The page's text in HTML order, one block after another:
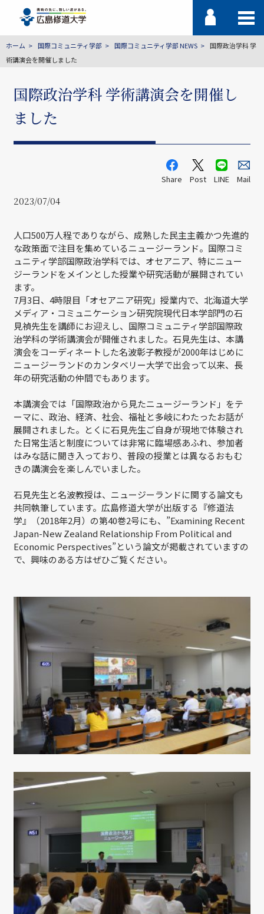
ホーム 国際コミュニティ学部 国際コミュニティ学部 NEWS
国際政治学科 学
術講演会を開催しました
国際政治学科 学術講演会を開催し
ました
Share Post LINE Mail
2023/07/04
人口500万人程でありながら、成熟した民主主義かつ先進的
な政策面で注目を集めているニュージーランド。国際コミ
ュニティ学部国際政治学科では、オセアニア、特にニュー
ジーランドをメインとした授業や研究活動が展開されてい
ます。
7月3日、4時限目「オセアニア研究」授業内で、北海道大学
メディア・コミュニケーション研究院現代日本学部門の石
見禎先生を講師にお迎えし、国際コミュニティ学部国際政
治学科の学術講演会が開催されました。石見先生は、本講
演会をコーディネートした名波彰子教授が2000年はじめに
ニュージーランドのカンタベリー大学で出会って以来、長
年の研究活動の仲間でもあります。
本講演会では「国際政治から見たニュージーランド」をテ
ーマに、政治、経済、社会、福祉と多岐にわたったお話が
展開されました。とくに石見先生ご自身が現地で体験され
た日常生活と制度については非常に臨場感あふれ、参加者
はみな話に聞き入っており、普段の授業とは異なるおもむ
きの講演会を楽しんでいました。
石見先生と名波教授は、ニュージーランドに関する論文も
共同執筆しています。広島修道大学が出版する『修道法
学』（2018年2月）の第40巻2号にも、”Examining Recent
Japan-New Zealand Relationship From Political and
Economic Perspectives”という論文が掲載されていますの
で、興味のある方はぜひご覧ください。